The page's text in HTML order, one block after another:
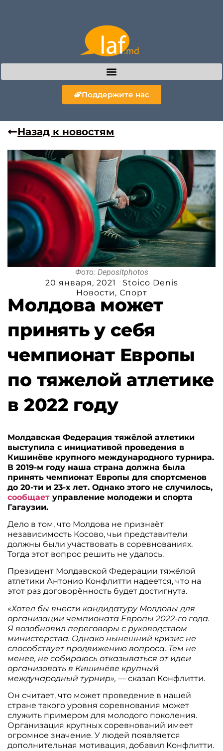
Поддержите нас
Назад к новостям
Фото: Depositphotos
20 января, 2021
Stoico Denis
Новости, Спорт
Молдова может
принять у себя
чемпионат Европы
по тяжелой атлетике
в 2022 году
Молдавская Федерация тяжёлой атлетики
выступила с инициативой проведения в
Кишинёве крупного международного турнира.
В 2019-м году наша страна должна была
принять чемпионат Европы для спортсменов
до 20-ти и 23-х лет. Однако этого не случилось,
сообщает управление молодежи и спорта
Гагаузии.
Дело в том, что Молдова не признаёт
независимость Косово, чьи представители
должны были участвовать в соревнованиях.
Тогда этот вопрос решить не удалось.
Президент Молдавской Федерации тяжёлой
атлетики Антонио Конфлитти надеется, что на
этот раз договорённость будет достигнута.
«Хотел бы внести кандидатуру Молдовы для
организации чемпионата Европы 2022-го года.
Я возобновил переговоры с руководством
министерства. Однако нынешний кризис не
способствует продвижению вопроса. Тем не
менее, не собираюсь отказываться от идеи
организовать в Кишинёве крупный
международный турнир», — сказал Конфлитти.
Он считает, что может проведение в нашей
стране такого уровня соревнования может
служить примером для молодого поколения.
Организация крупных соревнований имеет
огромное значение. У людей появляется
дополнительная мотивация, добавил Конфлитти.